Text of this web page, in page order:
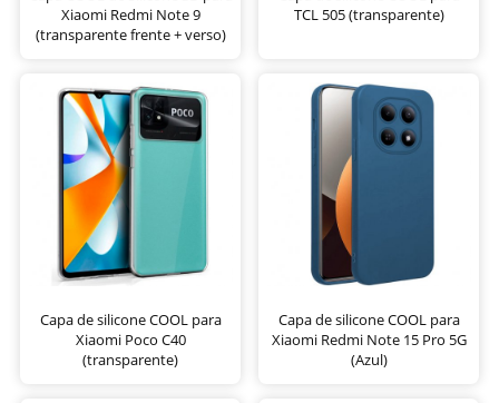
Xiaomi Redmi Note 9
(transparente frente + verso)
TCL 505 (transparente)
Capa de silicone COOL para
Xiaomi Poco C40
(transparente)
Capa de silicone COOL para
Xiaomi Redmi Note 15 Pro 5G
(Azul)